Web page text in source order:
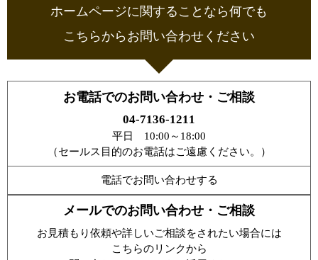
ホームページに関することなら何でも
こちらからお問い合わせください
お電話でのお問い合わせ・ご相談
04-7136-1211
平日 10:00～18:00
（セールス目的のお電話はご遠慮ください。）
電話でお問い合わせする
メールでのお問い合わせ・ご相談
お見積もり依頼や詳しいご相談をされたい場合には
こちらのリンクから